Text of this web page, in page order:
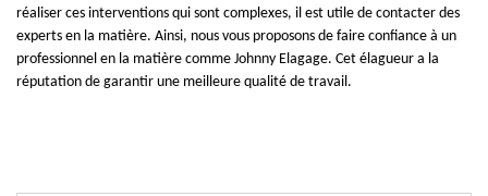
réaliser ces interventions qui sont complexes, il est utile de contacter des
experts en la matière. Ainsi, nous vous proposons de faire confiance à un
professionnel en la matière comme Johnny Elagage. Cet élagueur a la
réputation de garantir une meilleure qualité de travail.